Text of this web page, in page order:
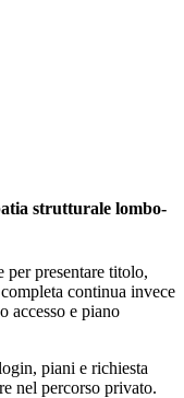
strutturale lombo-
per presentare titolo,
continua invece
accesso e piano
piani e richiesta
nel percorso privato.